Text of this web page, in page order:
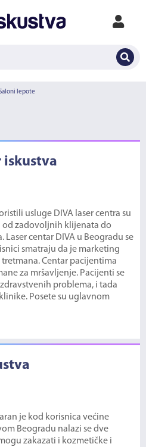
lepote
iskustva
usluge DIVA laser centra su
od zadovoljnih klijenata do
centar DIVA u Beogradu se
smatraju da je marketing
Centar pacijentima
za mršavljenje. Pacijenti se
problema, i tada
Posete su uglavnom
je kod korisnica većine
Beogradu nalazi se dve
zakazati i kozmetičke i